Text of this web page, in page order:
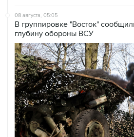
08 августа, 05:05
В группировке "Восток"
глубину обороны ВСУ